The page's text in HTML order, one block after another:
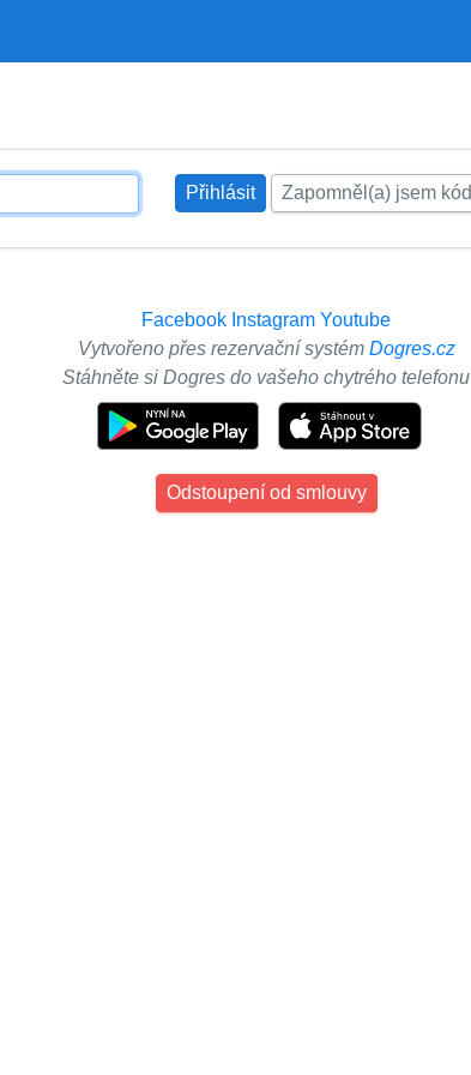
Zapomněl(a) jsem kód
Facebook Instagram Youtube
Vytvořeno přes rezervační systém Dogres.cz
Stáhněte si Dogres do vašeho chytrého telefonu
Odstoupení od smlouvy